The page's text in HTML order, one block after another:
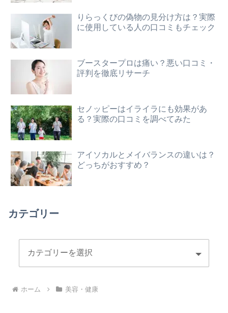
りらっくびの偽物の見分け方は？実際
に使用している人の口コミもチェック
ブースタープロは痛い？悪い口コミ・
評判を徹底リサーチ
セノッピーはイライラにも効果があ
る？実際の口コミを調べてみた
アイソカルとメイバランスの違いは？
どっちがおすすめ？
カテゴリー
ホーム 美容・健康